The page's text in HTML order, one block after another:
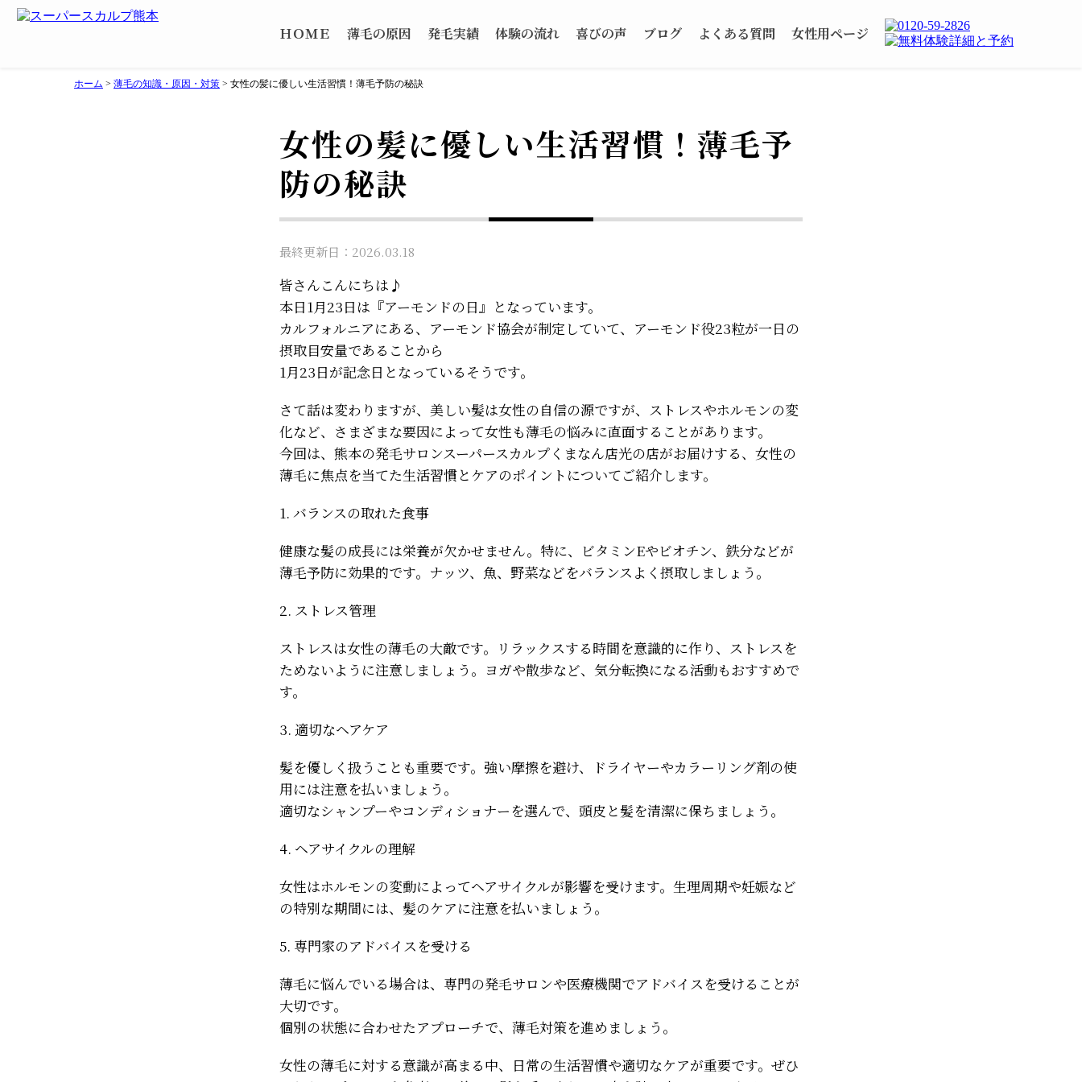
ＨＯＭＥ 薄毛の原因 発毛実績 体験の流れ 喜びの声 ブログ よくある質問 女性用ページ
ホーム > 薄毛の知識・原因・対策 > 女性の髪に優しい生活習慣！薄毛予防の秘訣
女性の髪に優しい生活習慣！薄毛予
防の秘訣
最終更新日：2026.03.18
皆さんこんにちは♪
本日1月23日は『アーモンドの日』となっています。
カルフォルニアにある、アーモンド協会が制定していて、アーモンド役23粒が一日の
摂取目安量であることから
1月23日が記念日となっているそうです。
さて話は変わりますが、美しい髪は女性の自信の源ですが、ストレスやホルモンの変
化など、さまざまな要因によって女性も薄毛の悩みに直面することがあります。
今回は、熊本の発毛サロンスーパースカルプくまなん店光の店がお届けする、女性の
薄毛に焦点を当てた生活習慣とケアのポイントについてご紹介します。
1. バランスの取れた食事
健康な髪の成長には栄養が欠かせません。特に、ビタミンEやビオチン、鉄分などが
薄毛予防に効果的です。ナッツ、魚、野菜などをバランスよく摂取しましょう。
2. ストレス管理
ストレスは女性の薄毛の大敵です。リラックスする時間を意識的に作り、ストレスを
ためないように注意しましょう。ヨガや散歩など、気分転換になる活動もおすすめで
す。
3. 適切なヘアケア
髪を優しく扱うことも重要です。強い摩擦を避け、ドライヤーやカラーリング剤の使
用には注意を払いましょう。
適切なシャンプーやコンディショナーを選んで、頭皮と髪を清潔に保ちましょう。
4. ヘアサイクルの理解
女性はホルモンの変動によってヘアサイクルが影響を受けます。生理周期や妊娠など
の特別な期間には、髪のケアに注意を払いましょう。
5. 専門家のアドバイスを受ける
薄毛に悩んでいる場合は、専門の発毛サロンや医療機関でアドバイスを受けることが
大切です。
個別の状態に合わせたアプローチで、薄毛対策を進めましょう。
女性の薄毛に対する意識が高まる中、日常の生活習慣や適切なケアが重要です。ぜひ